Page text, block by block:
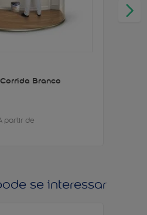
Branco
partir de
se interessar